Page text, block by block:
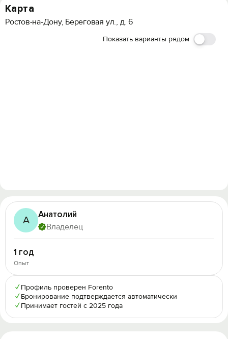
Карта
Ростов-на-Дону, Береговая ул., д. 6
Показать варианты рядом
А Анатолий
Владелец
1 год
Опыт
✓ Профиль проверен Forento
✓ Бронирование подтверждается автоматически
✓ Принимает гостей с 2025 года